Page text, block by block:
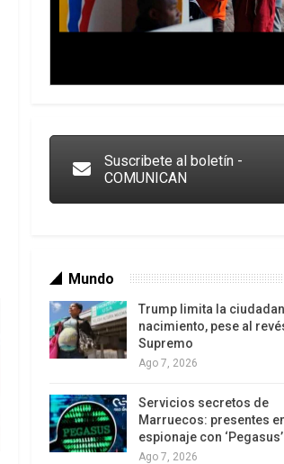
Suscribete al boletín -
COMUNICAN
Mundo
Trump limita la
nacimiento, pese al
Supremo
Ago 7, 2026
Servicios secretos de
Marruecos: presentes
espionaje con ‘Pegasus’
Ago 7, 2026